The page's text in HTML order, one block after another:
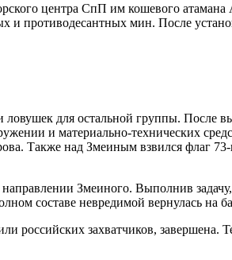
центра СпП им кошевого
противодесантных мин. После
для остальной группы. После
и материально-технических
Также над Змеиным взвился флаг
Змеиного. Выполнив
составе невредимой вернулась на
российских захватчиков,